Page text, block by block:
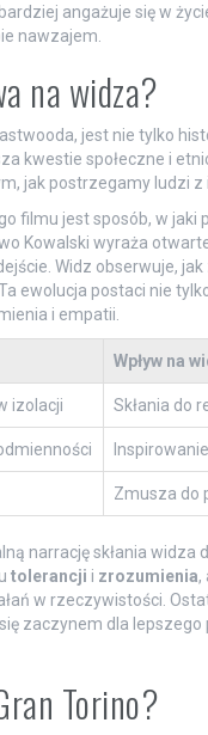
angażuje się w
nawzajem.
na widza?
jest nie tylko
kwestie społeczne i
jak postrzegamy ludzi z
filmu jest sposób, w jaki
Kowalski wyraża
Widz obserwuje,
ewolucja postaci nie
i empatii.
Wpływ na
izolacji Skłania do
Zmusza do
narrację skłania
tolerancji i zrozumienia,
w rzeczywistości.
zaczynem dla
Torino?